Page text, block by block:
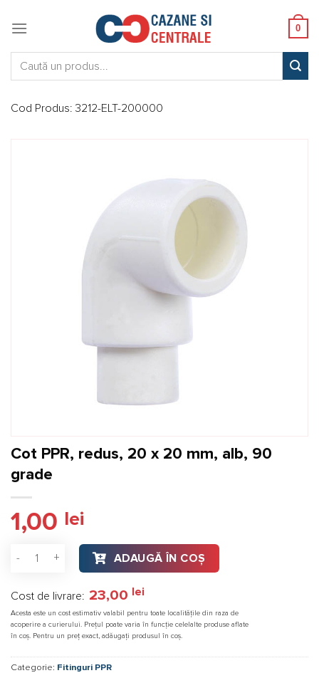
0
Cod Produs: 3212-ELT-200000
Cot PPR, redus, 20 x 20 mm, alb, 90
grade
1,00 lei
Cantitate Cot PPR, redus, 20 x 20 mm, alb, 90 grade
ADAUGĂ ÎN COȘ
Cost de livrare: 23,00 lei
Acesta este un cost estimativ valabil pentru toate localitățile din raza de
acoperire a curierului. Prețul poate varia în funcție celelalte produse aflate
în coș. Pentru un preț exact, adăugați produsul în coș.
Categorie: Fitinguri PPR